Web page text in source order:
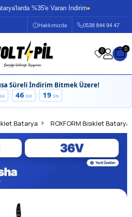
%35'e Varan İndirim
Hakkımızda 0538 844 94 47
0 0
Süreli İndirim Bitmek Üzere!
SA : 46 DK : 19 SN
Batarya ROXFORM Bisiklet Batarya